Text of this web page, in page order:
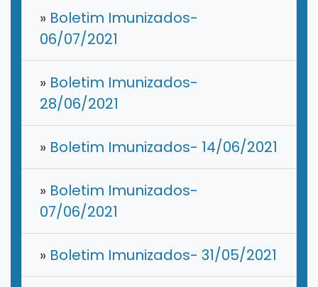
» Boletim Imunizados-
06/07/2021
» Boletim Imunizados-
28/06/2021
» Boletim Imunizados- 14/06/2021
» Boletim Imunizados-
07/06/2021
» Boletim Imunizados- 31/05/2021